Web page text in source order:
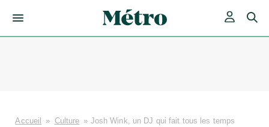
Accueil » Culture » Josh Wink, un DJ qui fait tous les temps